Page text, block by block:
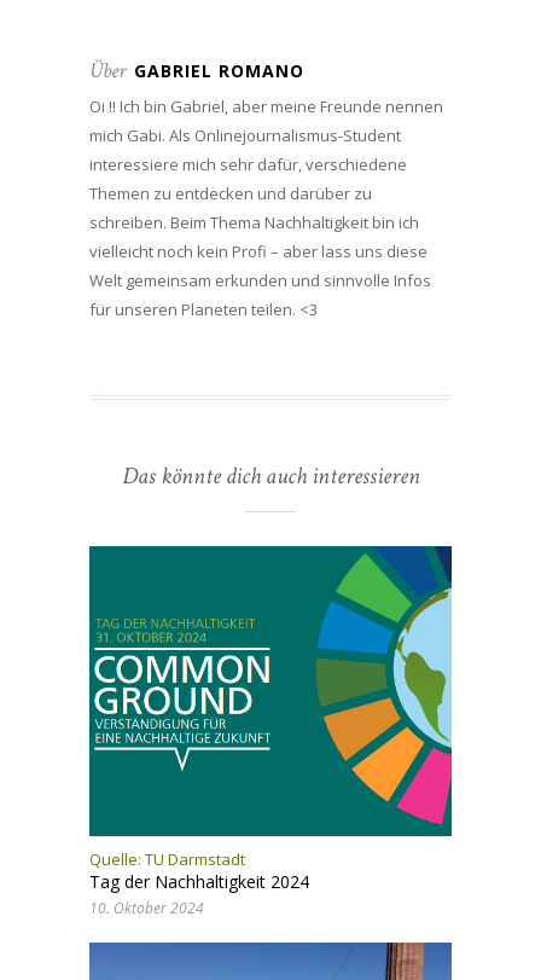
Über GABRIEL ROMANO
Oi !! Ich bin Gabriel, aber meine Freunde nennen
mich Gabi. Als Onlinejournalismus-Student
interessiere mich sehr dafür, verschiedene
Themen zu entdecken und darüber zu
schreiben. Beim Thema Nachhaltigkeit bin ich
vielleicht noch kein Profi – aber lass uns diese
Welt gemeinsam erkunden und sinnvolle Infos
für unseren Planeten teilen. <3
Das könnte dich auch interessieren
Quelle: TU Darmstadt
Tag der Nachhaltigkeit 2024
10. Oktober 2024